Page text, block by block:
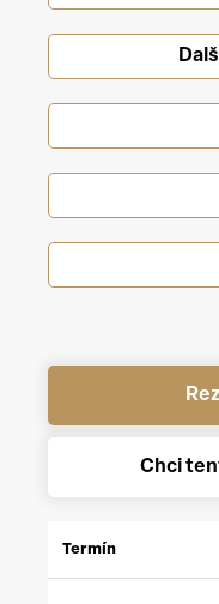
Chci
1/2